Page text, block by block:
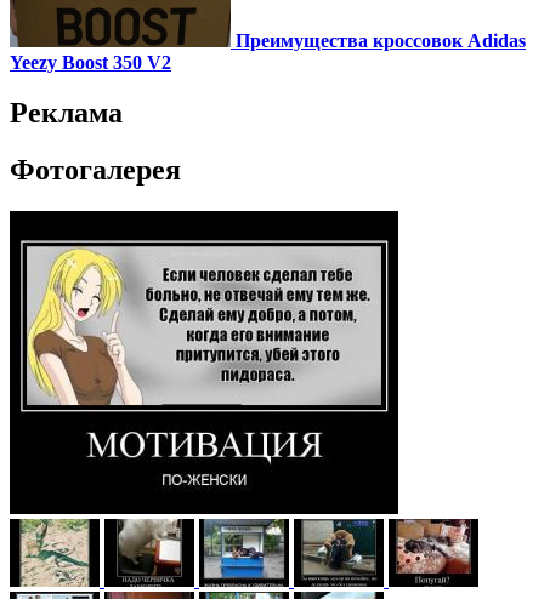
Преимущества кроссовок Adidas
Yeezy Boost 350 V2
Реклама
Фотогалерея